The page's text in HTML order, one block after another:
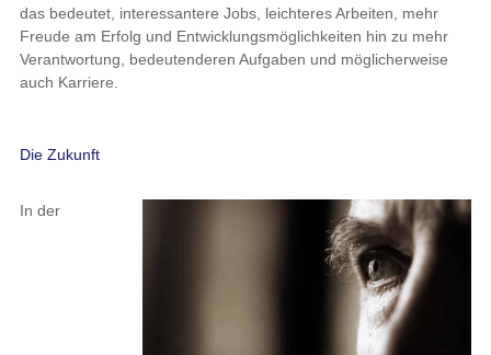
das bedeutet, interessantere Jobs, leichteres Arbeiten, mehr
Freude am Erfolg und Entwicklungsmöglichkeiten hin zu mehr
Verantwortung, bedeutenderen Aufgaben und möglicherweise
auch Karriere.
Die Zukunft
In der